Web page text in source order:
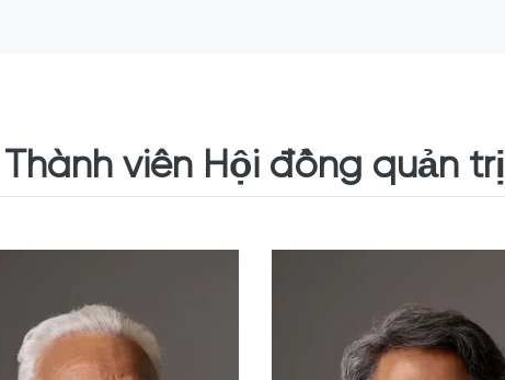
Thành viên Hội đồng quản trị